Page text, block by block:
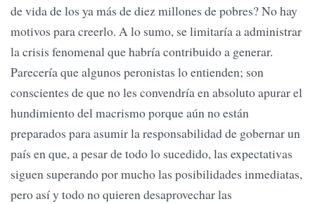
de vida de los ya más de diez millones de pobres? No hay
motivos para creerlo. A lo sumo, se limitaría a administrar
la crisis fenomenal que habría contribuido a generar.
Parecería que algunos peronistas lo entienden; son
conscientes de que no les convendría en absoluto apurar el
hundimiento del macrismo porque aún no están
preparados para asumir la responsabilidad de gobernar un
país en que, a pesar de todo lo sucedido, las expectativas
siguen superando por mucho las posibilidades inmediatas,
pero así y todo no quieren desaprovechar las